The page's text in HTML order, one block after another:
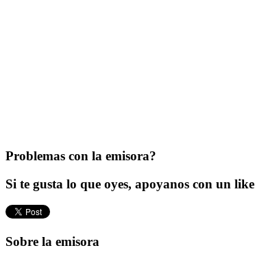
Problemas con la emisora?
Si te gusta lo que oyes, apoyanos con un like
Sobre la emisora